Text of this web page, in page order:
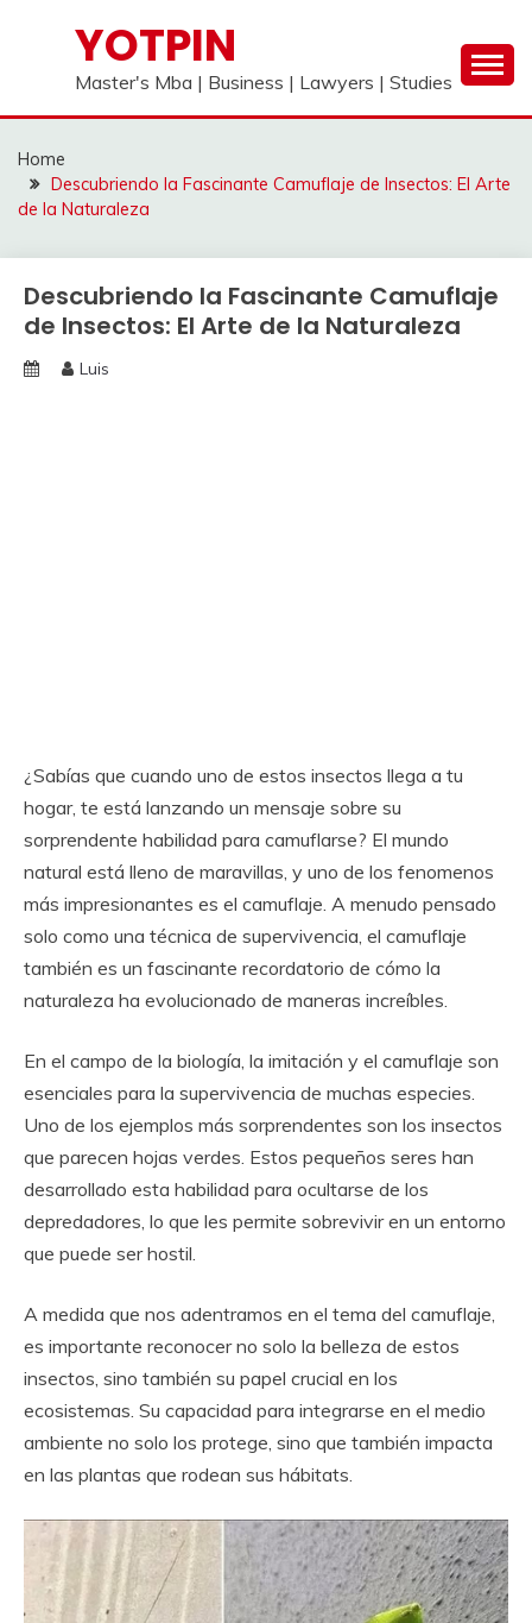
YOTPIN
Master's Mba | Business | Lawyers | Studies
Home
Descubriendo la Fascinante Camuflaje de Insectos: El Arte
de la Naturaleza
Descubriendo la Fascinante Camuflaje
de Insectos: El Arte de la Naturaleza
Luis
¿Sabías que cuando uno de estos insectos llega a tu
hogar, te está lanzando un mensaje sobre su
sorprendente habilidad para camuflarse? El mundo
natural está lleno de maravillas, y uno de los fenomenos
más impresionantes es el camuflaje. A menudo pensado
solo como una técnica de supervivencia, el camuflaje
también es un fascinante recordatorio de cómo la
naturaleza ha evolucionado de maneras increíbles.
En el campo de la biología, la imitación y el camuflaje son
esenciales para la supervivencia de muchas especies.
Uno de los ejemplos más sorprendentes son los insectos
que parecen hojas verdes. Estos pequeños seres han
desarrollado esta habilidad para ocultarse de los
depredadores, lo que les permite sobrevivir en un entorno
que puede ser hostil.
A medida que nos adentramos en el tema del camuflaje,
es importante reconocer no solo la belleza de estos
insectos, sino también su papel crucial en los
ecosistemas. Su capacidad para integrarse en el medio
ambiente no solo los protege, sino que también impacta
en las plantas que rodean sus hábitats.